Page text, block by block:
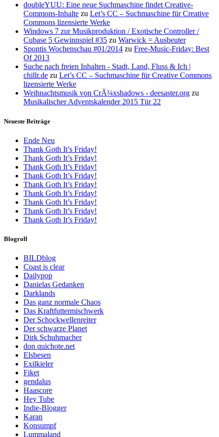
doubleYUU: Eine neue Suchmaschine findet Creative-
Commons-Inhalte zu Let’s CC – Suchmaschine für Creative
Commons lizensierte Werke
Windows 7 zur Musikproduktion / Exotische Controller /
Cubase 5 Gewinnspiel #35 zu Warwick = Ausbeuter
Spontis Wochenschau #01/2014 zu Free-Music-Friday: Best
Of 2013
Suche nach freien Inhalten - Stadt, Land, Fluss & Ich |
chillr.de zu Let’s CC – Suchmaschine für Creative Commons
lizensierte Werke
Weihnachtsmusik von CrÃ¼xshadows - deesaster.org zu
Musikalischer Adventskalender 2015 Tür 22
Neueste Beiträge
Ende Neu
Thank Goth It’s Friday!
Thank Goth It’s Friday!
Thank Goth It’s Friday!
Thank Goth It’s Friday!
Thank Goth It’s Friday!
Thank Goth It’s Friday!
Thank Goth It’s Friday!
Thank Goth It’s Friday!
Thank Goth It’s Friday!
Blogroll
BILDblog
Coast is clear
Dailypop
Danielas Gedanken
Darklands
Das ganz normale Chaos
Das Kraftfuttermischwerk
Der Schockwellenreiter
Der schwarze Planet
Dirk Schuhmacher
don quichote.net
Elsbesen
Exilkieler
Fiket
gendalus
Haascore
Hey Tube
Indie-Blogger
Karan
Konsumpf
Lummaland